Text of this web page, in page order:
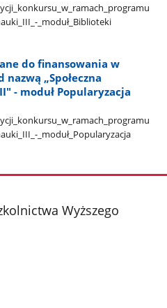
​_moduł​_Biblioteki​
do finansowania w
„Społeczna
- moduł Popularyzacja
​_moduł​_Popularyzacja​
Wyższego